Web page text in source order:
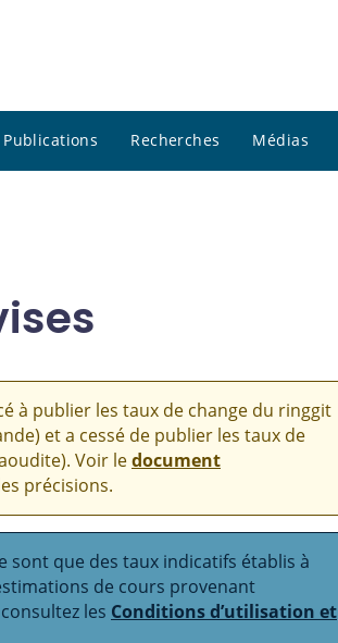
Publications Recherches Médias
à publier les taux de change du ringgit
et a cessé de publier les taux de
Voir ledocument
précisions.
sont que des taux indicatifs établis à
de cours provenant
les Conditions d’utilisation et